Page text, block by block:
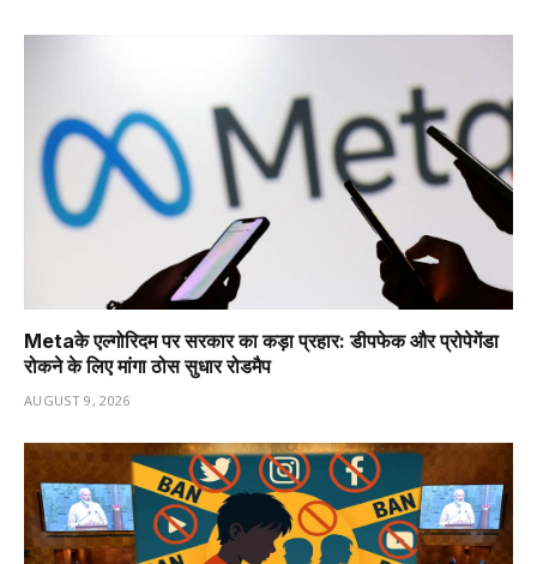
Metaके एल्गोरिदम पर सरकार का कड़ा प्रहार: डीपफेक और प्रोपेगेंडा
रोकने के लिए मांगा ठोस सुधार रोडमैप
AUGUST 9, 2026